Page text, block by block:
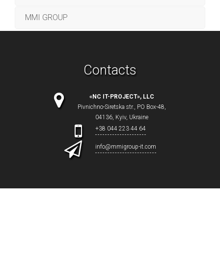
MMI GROUP
Contacts
«NC IT-PROJECT», LLC
Pivnichno-Siretska str., PO Box-48,
04136, Kyiv, Ukraine
+38 044 223 44 64
info@mmigroup-it.com